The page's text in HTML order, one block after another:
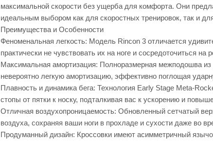
максимальной скорости без ущерба для комфорта. Они
идеальным выбором как для скоростных тренировок, так и
Преимущества и Особенности
Феноменальная легкость: Модель Rincon 3 отличается
практически не чувствовать их на ноге и сосредоточиться на
Максимальная амортизация: Полноразмерная межподошва
невероятно легкую амортизацию, эффективно поглощая
Плавность и динамика бега: Технология Early Stage Meta-
стопы от пятки к носку, подталкивая вас к ускорению и
Отличная воздухопроницаемость: Обновленный сетчатый
воздуха, сохраняя ваши ноги в прохладе и сухости даже во
Продуманный дизайн: Кроссовки имеют асимметричный